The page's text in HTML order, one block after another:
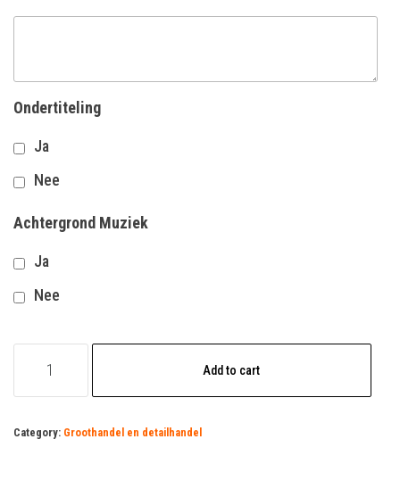
Ondertiteling
Ja
Nee
Achtergrond Muziek
Ja
Nee
Add to cart
Category: Groothandel en detailhandel